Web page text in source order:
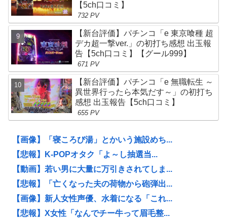
【5ch口コミ】
732 PV
【新台評価】パチンコ「e 東京喰種 超
デカ超一撃ver.」の初打ち感想 出玉報
告【5ch口コミ】【グール999】
671 PV
【新台評価】パチンコ「e 無職転生 ～
異世界行ったら本気だす～」の初打ち
感想 出玉報告【5ch口コミ】
655 PV
【画像】「寝ころび湯」とかいう施設めち...
【悲報】K-POPオタク「よ～し抽選当...
【動画】若い男に大量に万引きされてしま...
【悲報】「亡くなった夫の荷物から砲弾出...
【画像】新人女性声優、水着になる「これ...
【悲報】X女性「なんでチー牛って眉毛整...